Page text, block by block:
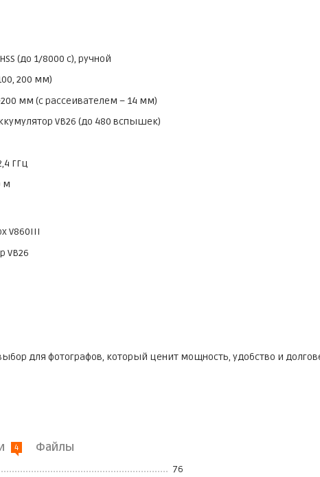
(до 1/8000 с), ручной
200 мм)
мм (с рассеивателем – 14 мм)
VB26 (до 480 вспышек)
ГГц
м
V860III
VB26
для фотографов, который ценит мощность, удобство и
4 Файлы
76